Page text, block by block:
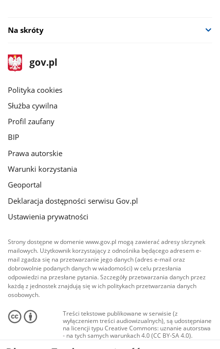
Na skróty
stopka
gov.pl
Strona
gov.pl
gov.pl
Polityka cookies
Służba cywilna
Profil zaufany
BIP
Prawa autorskie
Warunki korzystania
Geoportal
Deklaracja dostępności serwisu Gov.pl
Ustawienia prywatności
Strony dostępne w domenie www.gov.pl mogą zawierać adresy skrzynek
mailowych. Użytkownik korzystający z odnośnika będącego adresem e-
mail zgadza się na przetwarzanie jego danych (adres e-mail oraz
dobrowolnie podanych danych w wiadomości) w celu przesłania
odpowiedzi na przesłane pytania. Szczegóły przetwarzania danych przez
każdą z jednostek znajdują się w ich politykach przetwarzania danych
osobowych.
Treści tekstowe publikowane w serwisie (z
wyłączeniem treści audiowizualnych), są udostępniane
na licencji typu Creative Commons: uznanie autorstwa
- na tych samych warunkach 4.0 (CC BY-SA 4.0).
Materiały audiowizualne, w tym zdjęcia, materiały